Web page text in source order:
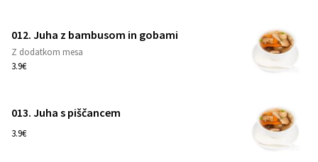
012. Juha z bambusom in gobami
Z dodatkom mesa
3.9€
013. Juha s piščancem
3.9€